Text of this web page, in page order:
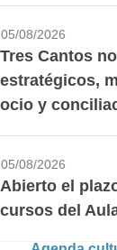
05/08/2026
Tres Cantos
estratégicos,
ocio y
05/08/2026
Abierto el
cursos del